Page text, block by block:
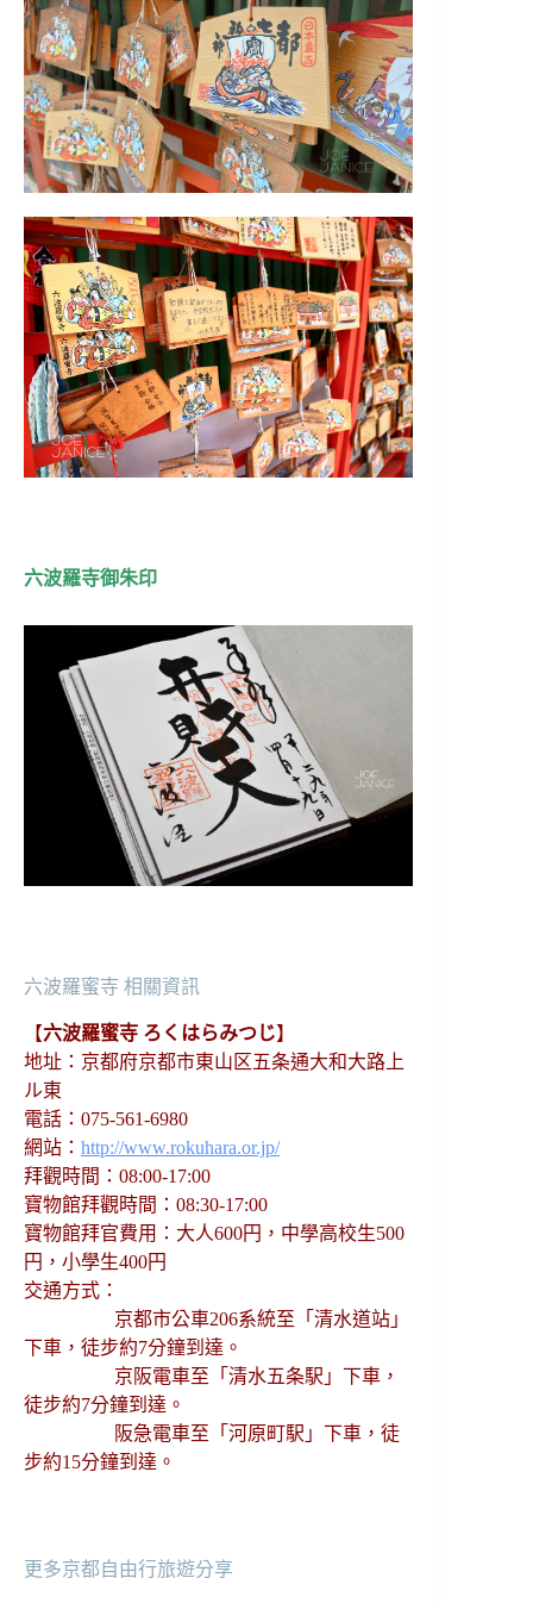
六波羅寺御朱印
六波羅蜜寺 相關資訊
【六波羅蜜寺 ろくはらみつじ】
地址：京都府京都市東山区五条通大和大路上
ル東
電話：075-561-6980
網站： http://www.rokuhara.or.jp/
拜觀時間：08:00-17:00
寶物館拜觀時間：08:30-17:00
寶物館拜官費用：大人600円，中學高校生500
円，小學生400円
交通方式：
京都市公車206系統至「清水道站」
下車，徒步約7分鐘到達。
京阪電車至「清水五条駅」下車，
徒步約7分鐘到達。
阪急電車至「河原町駅」下車，徒
步約15分鐘到達。
更多京都自由行旅遊分享